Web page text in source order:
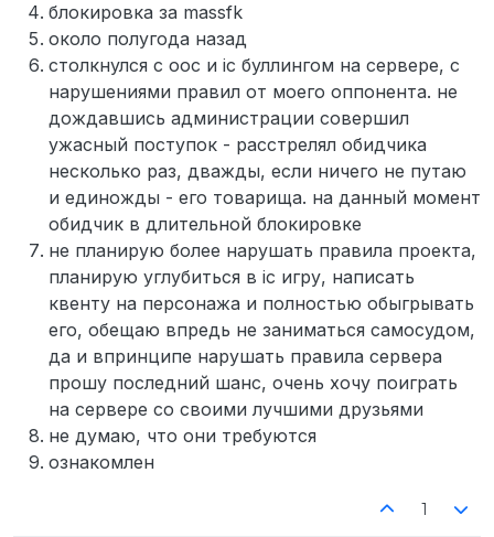
блокировка за massfk
около полугода назад
столкнулся с оос и ic буллингом на сервере, с
нарушениями правил от моего оппонента. не
дождавшись администрации совершил
ужасный поступок - расстрелял обидчика
несколько раз, дважды, если ничего не путаю
и единожды - его товарища. на данный момент
обидчик в длительной блокировке
не планирую более нарушать правила проекта,
планирую углубиться в ic игру, написать
квенту на персонажа и полностью обыгрывать
его, обещаю впредь не заниматься самосудом,
да и впринципе нарушать правила сервера
прошу последний шанс, очень хочу поиграть
на сервере со своими лучшими друзьями
не думаю, что они требуются
ознакомлен
1